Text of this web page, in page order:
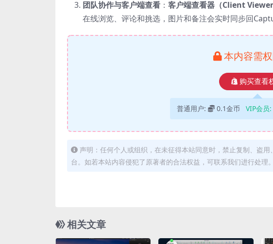
团队协作与客户端查看 ： 客户端查看器（Client Viewer
在线浏览、评论和挑选，图片和备注会实时同步回
本内容需
购买查看
普通用户: 0.1金币 VIP会员:
声明：任何个人或组织，在未征得本站同意时，禁止复制、盗
台。如若本站内容侵犯了原著者的合法权益，可联系我们进行处理。
相关文章